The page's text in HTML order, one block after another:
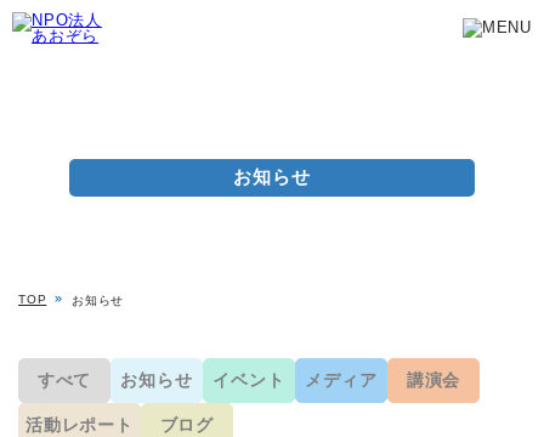
お知らせ
TOP お知らせ
すべて お知らせ イベント メディア 講演会
活動レポート ブログ